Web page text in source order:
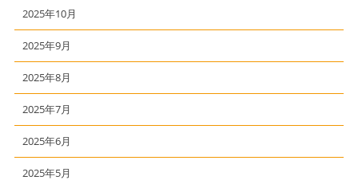
2025年10月
2025年9月
2025年8月
2025年7月
2025年6月
2025年5月